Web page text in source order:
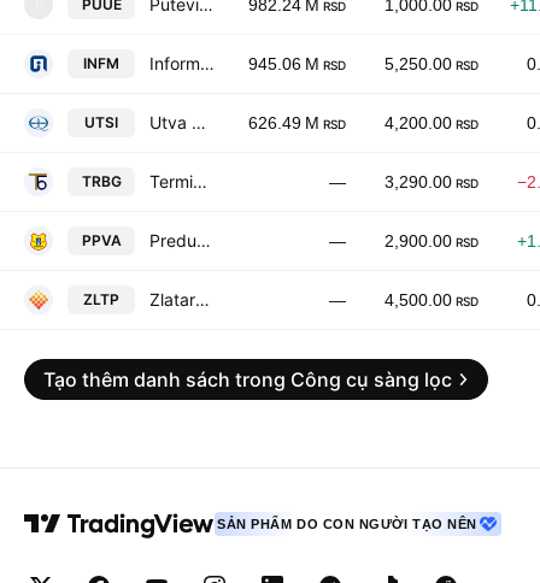
PUUE Putevi AD 982.24 M RSD 1,000.00 RSD
INFM Informatika AD 945.06 M RSD 5,250.00 RSD
UTSI Utva Silosi AD 626.49 M RSD 4,200.00 RSD
TRBG Termika-Beograd a.d. — 3,290.00 RSD
PPVA Preduzece za puteve Valjevo AD — 2,900.00 RSD
ZLTP Zlatarplast AD — 4,500.00 RSD
Tạo thêm danh sách trong Công cụ sàng lọc
SẢN PHẨM DO CON NGƯỜI TẠO NÊN